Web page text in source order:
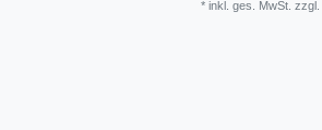
* inkl. ges. MwSt. zzgl.